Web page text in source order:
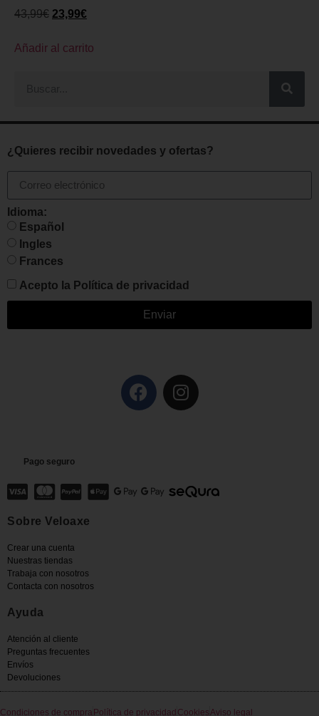
43,99€ 23,99€
Añadir al carrito
¿Quieres recibir novedades y ofertas?
Idioma:
Español
Ingles
Frances
Acepto la Política de privacidad
Enviar
Pago seguro
Sobre Veloaxe
Crear una cuenta
Nuestras tiendas
Trabaja con nosotros
Contacta con nosotros
Ayuda
Atención al cliente
Preguntas frecuentes
Envíos
Devoluciones
Condiciones de compra Política de privacidad Cookies Aviso legal